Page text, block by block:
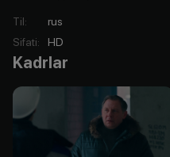
Til:
rus
Sifati: HD
Kadrlar